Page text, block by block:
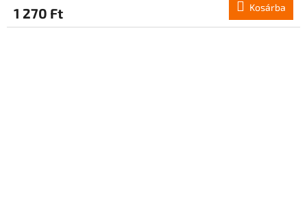
1 270 Ft Kosárba